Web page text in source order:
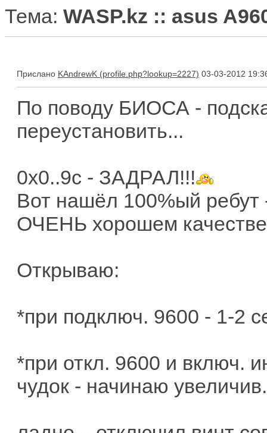
Тема: WASP.kz :: asus
Прислано KAndrewK 03-03-2012
По поводу БИОСА -
переустановить...
0х0..9с - ЗАДРАЛ!!!
Вот нашёл 100%ый ребут
ОЧЕНЬ хорошем
Открываю:
*при подключ. 9600 - 1-2
*при откл. 9600 и включ.
чудок - начинаю